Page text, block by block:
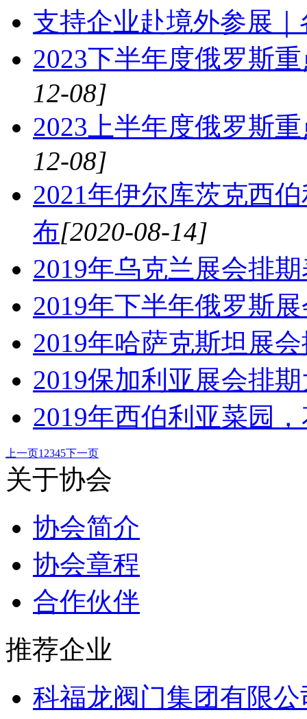
支持企业赴境外参展
2023下半年度俄罗斯
12-08]
2023上半年度俄罗斯
12-08]
2021年伊尔库茨克西
布[2020-08-14]
2019年乌克兰展会排
2019年下半年俄罗斯
2019年哈萨克斯坦展
2019保加利亚展会排
2019年西伯利亚菜园
上一页1 2345下一页
关于协会
协会简介
协会章程
合作伙伴
推荐企业
科福龙阀门集团有限公